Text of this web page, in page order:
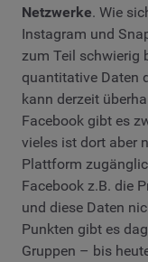
Netzwerke. Wie
Instagram und
zum Teil schwierig
quantitative Daten
kann derzeit
Facebook gibt es
vieles ist dort aber
Plattform
Facebook z.B. die
und diese Daten
Punkten gibt es
Gruppen – bis